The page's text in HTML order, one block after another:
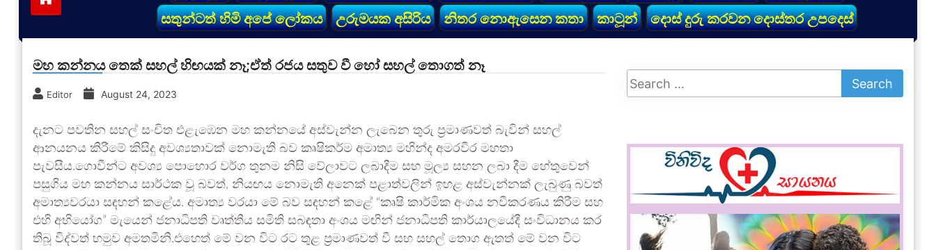
සතුන්ටත් හිමි අපේ ලෝකය
උරුමයක අසිරිය නිතර නොඇසෙන කතා කාටූන් දොස් දුරු කරවන දොස්තර උපදෙස්
මහ කන්නය තෙක් සහල් හිඟයක් නෑ;ඒත් රජය සතුව වී හෝ සහල් තොගත් නෑ
Editor August 24, 2023
දැනට පවතින සහල් සංචිත එළැඹෙන මහ කන්නයේ අස්වැන්න ලැබෙන තුරු ප්‍රමාණවත් බැවින් සහල්
ආනයනය කිරීමේ කිසිදු අවශ්‍යතාවක් නොමැති බව කෘෂිකර්ම අමාත්‍ය මහින්ද අමරවීර මහතා
පැවසීය.ගොවීන්ට අවශ්‍ය පොහොර වර්ග තුනම නිසි වේලාවට ලබාදීම සහ මූල්‍ය සහන ලබා දීම හේතුවෙන්
පසුගිය මහ කන්නය සාර්ථක වූ බවත්, නියඟය නොමැති අනෙක් පළාත්වලින් ඉහළ අස්වැන්නක් ලැබුණු බවත්
අමාත්‍යවරයා සඳහන් කළේය. අමාත්‍ය වරයා මේ බව සඳහන් කළේ “කෘෂි කාර්මික අංශය නවීකරණය කිරීම සහ
එහි අභියෝග” මැයෙන් ජනාධිපති වෘත්තීය සමිති සබඳතා අංශය මඟින් ජනාධිපති කාර්යාලයේදී සංවිධානය කර
තිබූ විද්වත් හමුව අමතමිනි.එහෙත් මේ වන විට රට තුළ ප්‍රමාණවත් වී සහ සහල් තොග ඇතත් මේ වන විට